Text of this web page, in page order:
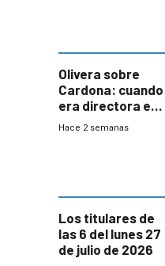
Olivera sobre
Cardona: cuando
era directora en
UTE “no era muy
Hace 2 semanas
Los titulares de
las 6 del lunes 27
de julio de 2026